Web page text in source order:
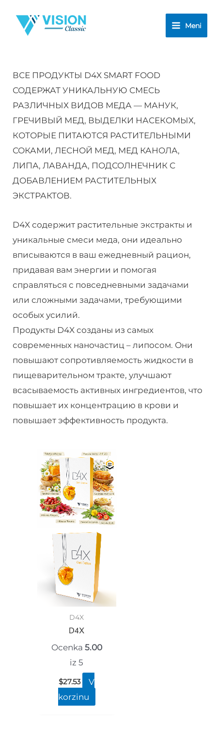
soderžimomu
Meni
ВСЕ ПРОДУКТЫ D4X SMART FOOD
СОДЕРЖАТ УНИКАЛЬНУЮ СМЕСЬ
РАЗЛИЧНЫХ ВИДОВ МЕДА — МАНУК,
ГРЕЧИВЫЙ МЕД, ВЫДЕЛКИ НАСЕКОМЫХ,
КОТОРЫЕ ПИТАЮТСЯ РАСТИТЕЛЬНЫМИ
СОКАМИ, ЛЕСНОЙ МЕД, МЕД КАНОЛА,
ЛИПА, ЛАВАНДА, ПОДСОЛНЕЧНИК С
ДОБАВЛЕНИЕМ РАСТИТЕЛЬНЫХ
ЭКСТРАКТОВ.
D4X содержит растительные экстракты и
уникальные смеси меда, они идеально
вписываются в ваш ежедневный рацион,
придавая вам энергии и помогая
справляться с повседневными задачами
или сложными задачами, требующими
особых усилий.
Продукты D4X созданы из самых
современных наночастиц – липосом. Они
повышают сопротивляемость жидкости в
пищеварительном тракте, улучшают
всасываемость активных ингредиентов, что
повышает их концентрацию в крови и
повышает эффективность продукта.
D4X
D4X
Ocenka 5.00
iz 5
$27.53
V
korzinu